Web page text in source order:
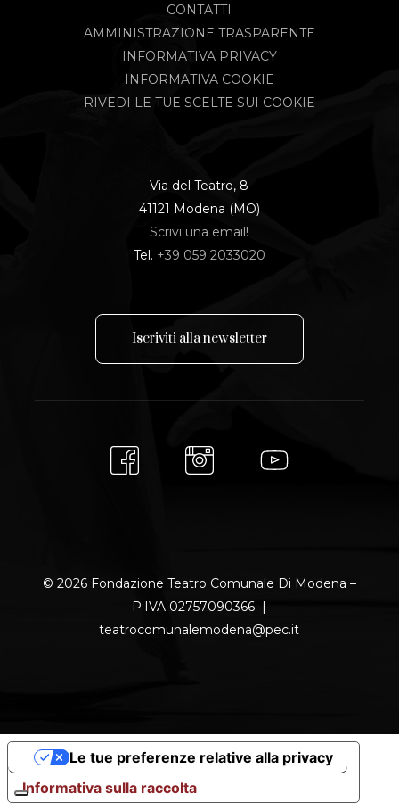
CONTATTI
AMMINISTRAZIONE TRASPARENTE
INFORMATIVA PRIVACY
INFORMATIVA COOKIE
RIVEDI LE TUE SCELTE SUI COOKIE
Via del Teatro, 8
41121 Modena (MO)
Scrivi una email!
Tel. +39 059 2033020
Iscriviti allanewsletter
© 2026 Fondazione Teatro Comunale Di Modena –
P.IVA 02757090366 |
teatrocomunalemodena@pec.it
Informativa sulla raccolta
Le tue preferenze relative alla privacy